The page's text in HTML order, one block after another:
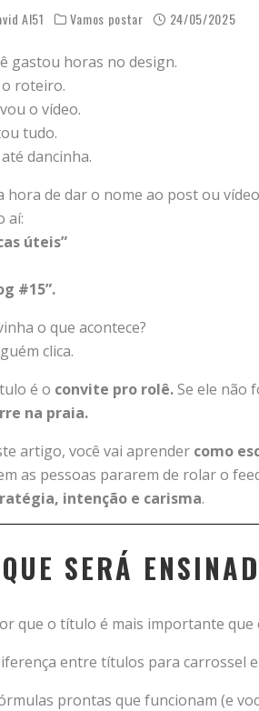
AI51 Vamos postar 24/05/2025
gastou horas no design.
o roteiro.
o vídeo.
tudo.
até dancinha.
hora de dar o nome ao post ou
aí:
úteis”
#15”.
o que acontece?
clica.
é o convite pro rolê.Se ele não
na praia.
artigo, você vai aprender como
as pessoas pararem de rolar o
intenção e carisma.
SERÁ
que o título é mais importante
entre títulos para carrossel
prontas que funcionam (e